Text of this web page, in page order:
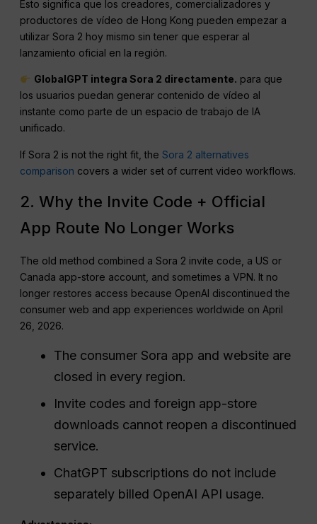
Esto significa que los creadores, comercializadores y
productores de vídeo de Hong Kong pueden empezar a
utilizar Sora 2 hoy mismo sin tener que esperar al
lanzamiento oficial en la región.
GlobalGPT integra Sora 2 directamente. para que
los usuarios puedan generar contenido de vídeo al
instante como parte de un espacio de trabajo de IA
unificado.
If Sora 2 is not the right fit, theSora 2 alternatives
comparison covers a wider set of current video workflows.
2. Why the Invite Code + Official
App Route No Longer Works
The old method combined a Sora 2 invite code, a US or
Canada app-store account, and sometimes a VPN. It no
longer restores access because OpenAI discontinued the
consumer web and app experiences worldwide on April
26, 2026.
The consumer Sora app and website are
closed in every region.
Invite codes and foreign app-store
downloads cannot reopen a discontinued
service.
ChatGPT subscriptions do not include
separately billed OpenAI API usage.